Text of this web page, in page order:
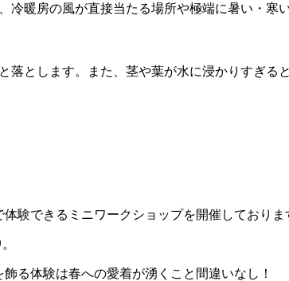
冷暖房の風が直接当たる場所や極端に暑い・
落とします。また、茎や葉が水に浸かりすぎ
験できるミニワークショップを開催しておりま
る体験は春への愛着が湧くこと間違いなし！